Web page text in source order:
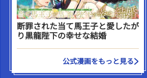
断罪された当て馬王子と愛したが
り黒龍陛下の幸せな結婚
公式漫画をもっと見る